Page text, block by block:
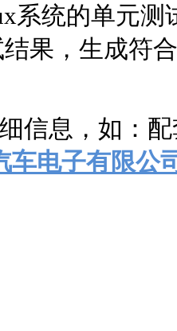
系统的单元测
结果，生成符
信息，如：
车电子有限公